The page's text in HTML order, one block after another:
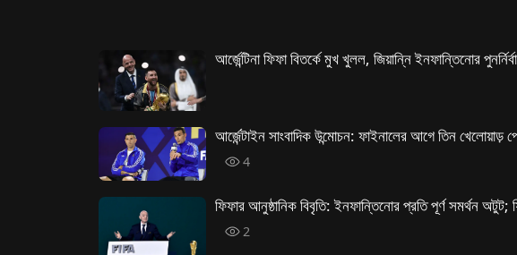
আর্জেন্টিনা ফিফা বিতর্কে মুখ খুলল, জিয়ান্নি ইনফান্তিনোর
আর্জেন্টাইন সাংবাদিক উন্মোচন: ফাইনালের আগে তিন খেলোয়াড়
4
ফিফার আনুষ্ঠানিক বিবৃতি: ইনফান্তিনোর প্রতি পূর্ণ সমর্থন
2